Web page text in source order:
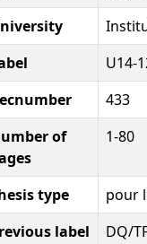
U14-
433
of
1-80
type
pour
label
DQ/